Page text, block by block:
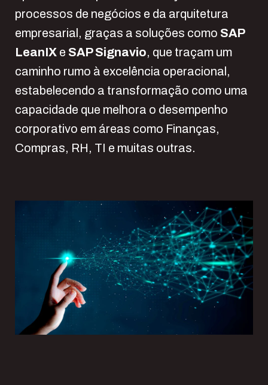
processos de negócios e da arquitetura
empresarial, graças a soluções como SAP
LeanIX e SAP Signavio, que traçam um
caminho rumo à excelência operacional,
estabelecendo a transformação como uma
capacidade que melhora o desempenho
corporativo em áreas como Finanças,
Compras, RH, TI e muitas outras.